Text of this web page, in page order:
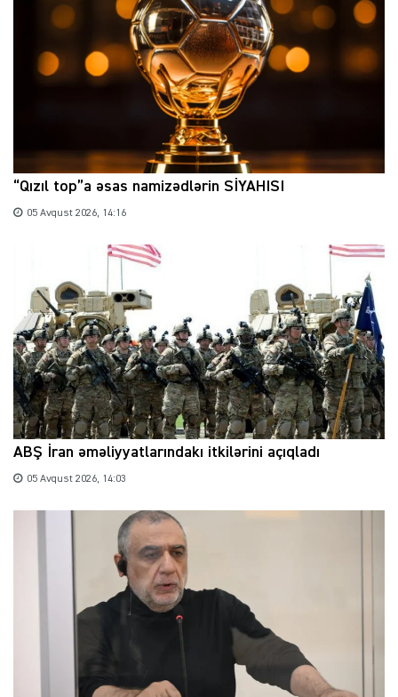
“Qızıl top”a əsas namizədlərin SİYAHISI
05 Avqust 2026, 14:16
ABŞ İran əməliyyatlarındakı itkilərini açıqladı
05 Avqust 2026, 14:03